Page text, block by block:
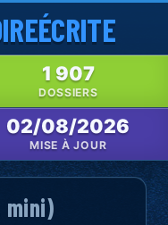
ÉCRITE
1 907
DOSSIERS
02/08/2026
MISE À JOUR